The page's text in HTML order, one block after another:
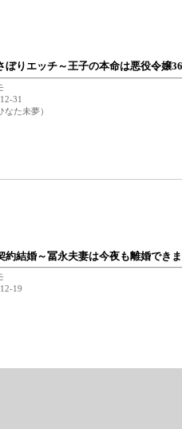
ぼりエッチ～王子の本命は悪役令嬢36
31
なた未夢）
約結婚～冨永夫妻は今夜も離婚でき
19